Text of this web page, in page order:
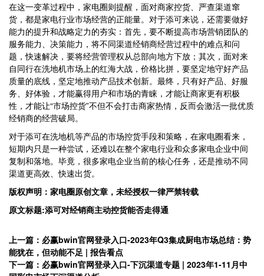
在这一变革过程中，家电圈则提醒，面对商家控货、严查渠道窜
货，都是家电行业市场经营的正能量。对于添可来说，还需要做好
能力的提升和战略定力的夯实：首先，要不断提高市场营销团队的
服务能力、决策能力，将不同渠道经销商经营过程中的难点和问
题，快速解决，要将经营管理权从总部向地方下放；其次，面对来
自同行在洗地机市场上的红海大战，价格比拼，要坚定地守好产品
质量的底线，坚定地推动产品技术创新。最终，只有好产品、好服
务、好体验，才能赢得用户和市场的青睐，才能让商家更有积极
性，才能让“市场控货”不但不会打击商家热情，反而会激活一批优质
经销商的经营破局。
对于添可在洗地机等产品的市场控货手段和策略，在家电圈看来，
短期内只是一种尝试，还难以在整个家电行业和众多家电企业中间
复制和落地。毕竟，很多家电企业当前的核心任务，还是推动不同
渠道更高效、快速出货。
版权声明：家电圈原创文章，未经授权一律严禁转载
原文标题:添可对经销商主动控货能否走得通
上一篇：必赢bwin官网登录入口-2023年Q3集成厨电市场总结：势
能犹在，但动能不足 | 报告看点
下一篇：必赢bwin官网登录入口-下沉渠道专题 | 2023年1-11月中